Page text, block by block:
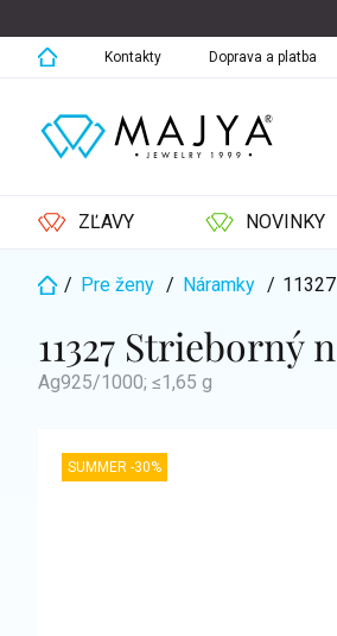
na
obsah
Kontakty Doprava a platba
ZĽAVY NOVINKY
Domov
/ Pre ženy / Náramky /
11327 Strieborný
Ag925/1000; ≤1,65 g
SUMMER -30%